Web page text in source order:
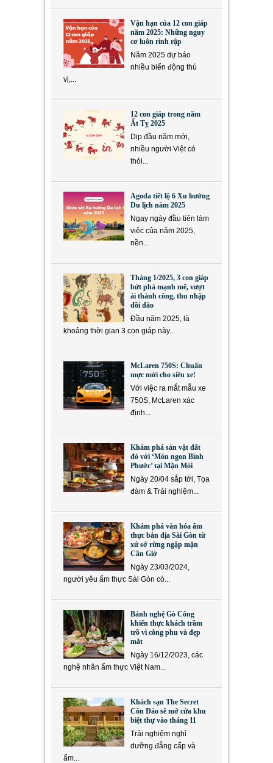
Vận hạn của 12 con giáp
năm 2025: Những nguy
cơ luôn rình rập
Năm 2025 dự báo
nhiều biến động thú
vị,...
12 con giáp trong năm
Ất Tỵ 2025
Dịp đầu năm mới,
nhiều người Việt có
thói...
Agoda tiết lộ 6 Xu hướng
Du lịch năm 2025
Ngay ngày đầu tiên làm
việc của năm 2025,
nền...
Tháng 1/2025, 3 con giáp
bứt phá mạnh mẽ, vượt
ải thành công, thu nhập
dồi dào
Đầu năm 2025, là
khoảng thời gian 3 con giáp này...
McLaren 750S: Chuẩn
mực mới cho siêu xe!
Với việc ra mắt mẫu xe
750S, McLaren xác
định...
Khám phá sản vật đất
đỏ với ‘Món ngon Bình
Phước’ tại Mặn Mòi
Ngày 20/04 sắp tới, Tọa
đàm & Trải nghiệm...
Khám phá văn hóa ẩm
thực bản địa Sài Gòn từ
xứ sở rừng ngập mặn
Cần Giờ
Ngày 23/03/2024,
người yêu ẩm thực Sài Gòn có...
Bánh nghệ Gò Công
khiến thực khách trầm
trồ vì công phu và đẹp
mắt
Ngày 16/12/2023, các
nghệ nhân ẩm thực Việt Nam...
Khách sạn The Secret
Côn Đảo sẽ mở cửa khu
biệt thự vào tháng 11
Trải nghiệm nghỉ
dưỡng đẳng cấp và
ẩm...